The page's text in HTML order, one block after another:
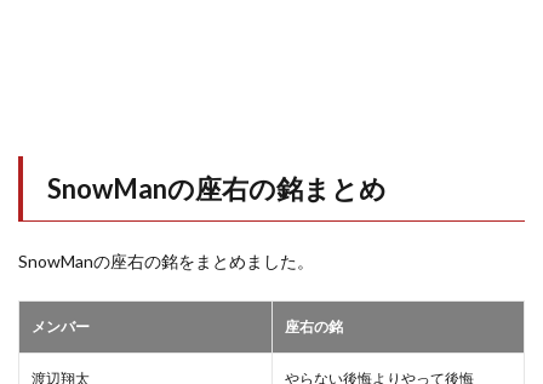
SnowManの座右の銘まとめ
SnowManの座右の銘をまとめました。
メンバー 座右の銘
渡辺翔太 やらない後悔よりやって後悔